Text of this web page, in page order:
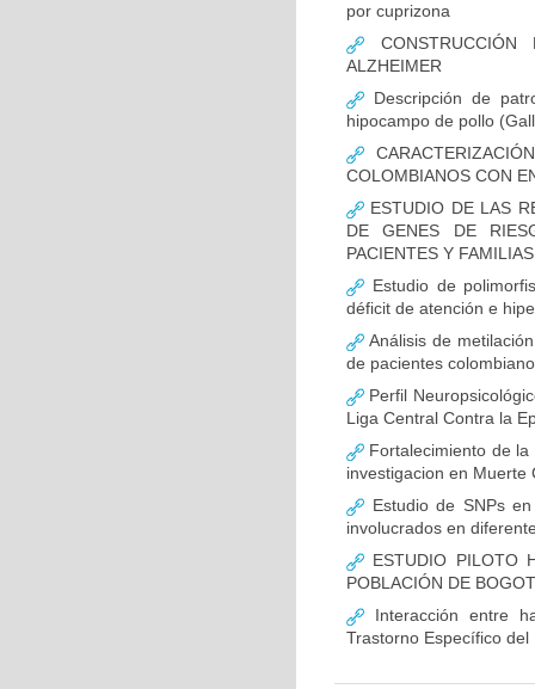
por cuprizona
ALZHEIMER
Descripción de
hipocampo de pollo
COLOMBIANOS CON
ESTUDIO DE LAS
DE GENES DE
PACIENTES Y
Estudio de
déficit de atención e
Análisis de
de pacientes
Perfil
Liga Central Contra la
Fortalecimiento de la
investigacion en Muerte
Estudio de SNPs
involucrados en
ESTUDIO PILOTO
POBLACIÓN DE
Interacción entre
Trastorno Específico del